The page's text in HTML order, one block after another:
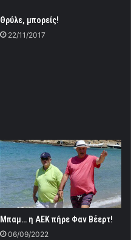
Θρύλε, μπορείς!
22/11/2017
Μπαμ… η ΑΕΚ πήρε Φαν Βέερτ!
06/09/2022